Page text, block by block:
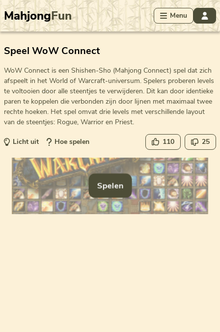
MahjongFun Menu
Speel WoW Connect
WoW Connect is een Shishen-Sho (Mahjong Connect) spel dat zich
afspeelt in het World of Warcraft-universum. Spelers proberen levels
te voltooien door alle steentjes te verwijderen. Dit kan door identieke
paren te koppelen die verbonden zijn door lijnen met maximaal twee
rechte hoeken. Het spel omvat drie levels met verschillende layout
van de steentjes: Rogue, Warrior en Priest.
Licht uit Hoe spelen 110 25
Spelen